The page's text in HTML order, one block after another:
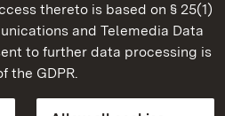
thereto is based on § 25(1)
and Telemedia Data
to further data processing is
the GDPR.
Baden‑Württemberg
of Baden-Wuerttemberg